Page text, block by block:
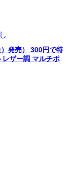
発売） 300円で特
ザー調 マルチポ